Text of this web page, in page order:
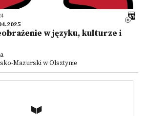
w języku, kulturze i
Mazurski w Olsztynie